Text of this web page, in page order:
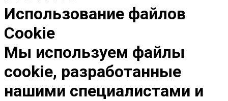
Использование файлов
Cookie
Мы используем файлы
cookie, разработанные
нашими специалистами и